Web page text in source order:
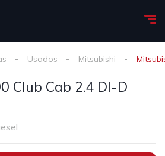
Usados Mitsubishi
Club Cab 2.4 DI-D